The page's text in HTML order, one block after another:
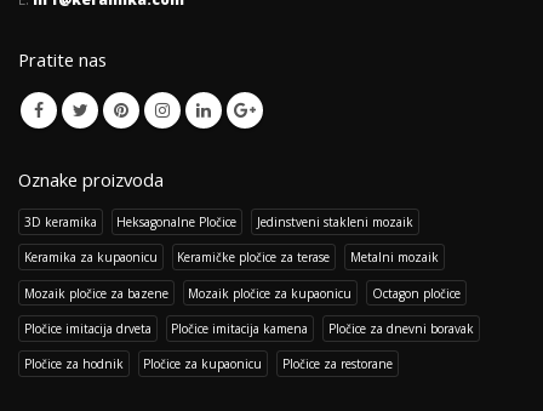
Pratite nas
Oznake proizvoda
3D keramika Heksagonalne Pločice Jedinstveni stakleni mozaik
Keramika za kupaonicu Keramičke pločice za terase Metalni mozaik
Mozaik pločice za bazene Mozaik pločice za kupaonicu Octagon pločice
Pločice imitacija drveta Pločice imitacija kamena Pločice za dnevni boravak
Pločice za hodnik Pločice za kupaonicu Pločice za restorane